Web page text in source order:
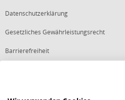
Datenschutzerklärung
Gesetzliches Gewährleistungsrecht
Barrierefreiheit